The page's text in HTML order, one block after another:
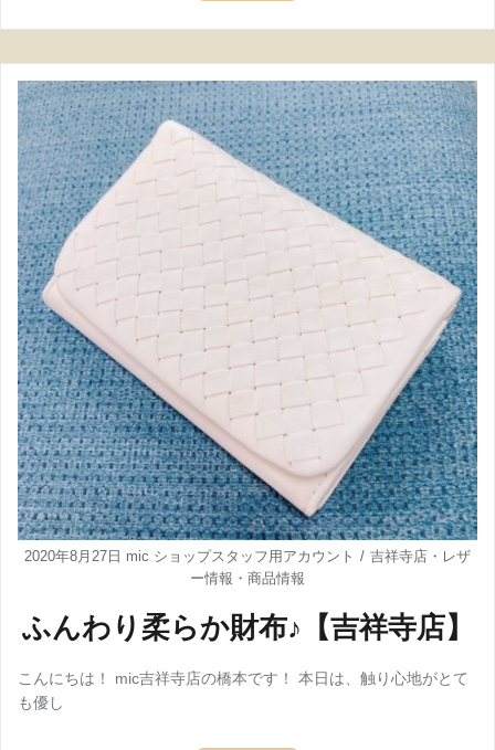
2020年8月27日 mic ショップスタッフ用アカウント 吉祥寺店 ・ レザ
ー情報 ・ 商品情報
ふんわり柔らか財布♪【吉祥寺店】
こんにちは！ mic吉祥寺店の橋本です！ 本日は、触り心地がとて
も優し